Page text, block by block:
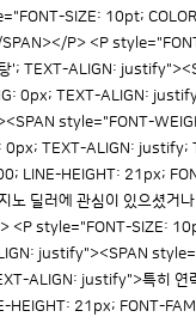
SIZE: 10pt;
P> <P
'; TEXT-ALIGN:
0px; TEXT-ALIGN:
style="FONT-
0px; TEXT-ALIGN:
LINE-HEIGHT: 21px;
딜러에 관심이 있으셨거
<P style="FONT-SIZE:
justify"><SPAN
ALIGN: justify">특히
21px; FONT-